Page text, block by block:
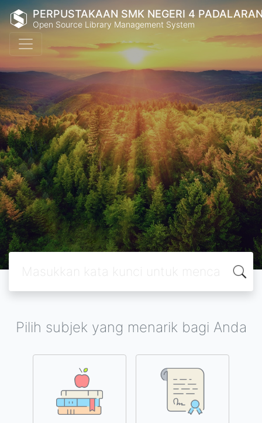
PERPUSTAKAAN SMK NEGERI 4
Open Source Library Management System
Pilih subjek yang menarik bagi Anda